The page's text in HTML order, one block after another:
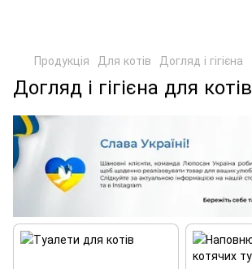
Продукція Для котів Догляд і гігієна
Догляд і гігієна для котів